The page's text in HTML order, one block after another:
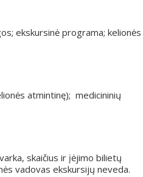
ekskursinė programa; kelionės
atmintinę); medicininių
skaičius ir įėjimo bilietų
vadovas ekskursijų neveda.